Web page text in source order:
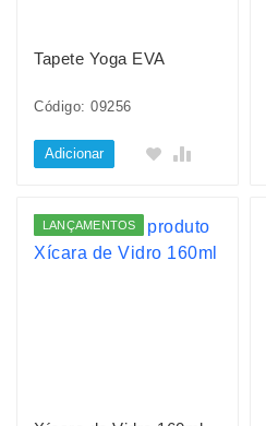
Tapete Yoga EVA
Código: 09256
Adicionar
LANÇAMENTOS